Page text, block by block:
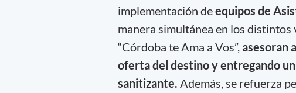
implementación deequipos de
manera simultánea en los
“Córdoba te Ama a Vos”, asesoran
oferta del destino y entregando
sanitizante. Además, se refuerza